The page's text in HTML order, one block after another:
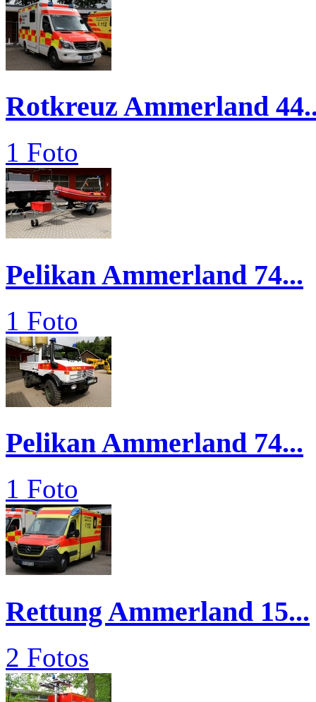
Rotkreuz Ammerland
1 Foto
Pelikan Ammerland 74...
1 Foto
Pelikan Ammerland 74...
1 Foto
Rettung Ammerland 15...
2 Fotos